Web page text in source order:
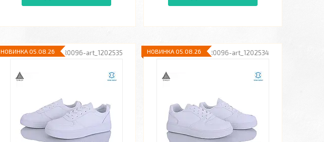
R0096-art_1202535
НОВИНКА 05.08.26 R0096-art_1202534
НОВИНКА 05.08.26